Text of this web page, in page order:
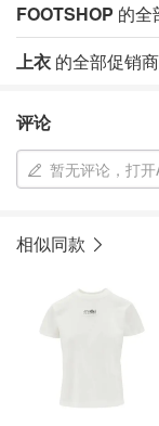
FOOTSHOP 的全
上衣 的全部促销
评论
暂无评论，打
相似同款